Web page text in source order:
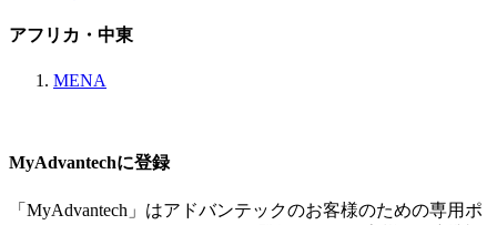
アフリカ・中東
MENA
MyAdvantechに登録
「MyAdvantech」はアドバンテックのお客様のための専用ポ